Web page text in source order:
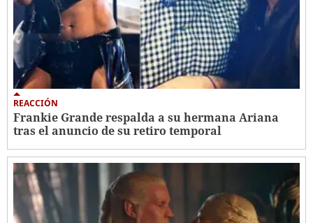
REACCIÓN
Frankie Grande respalda a su hermana Ariana
tras el anuncio de su retiro temporal